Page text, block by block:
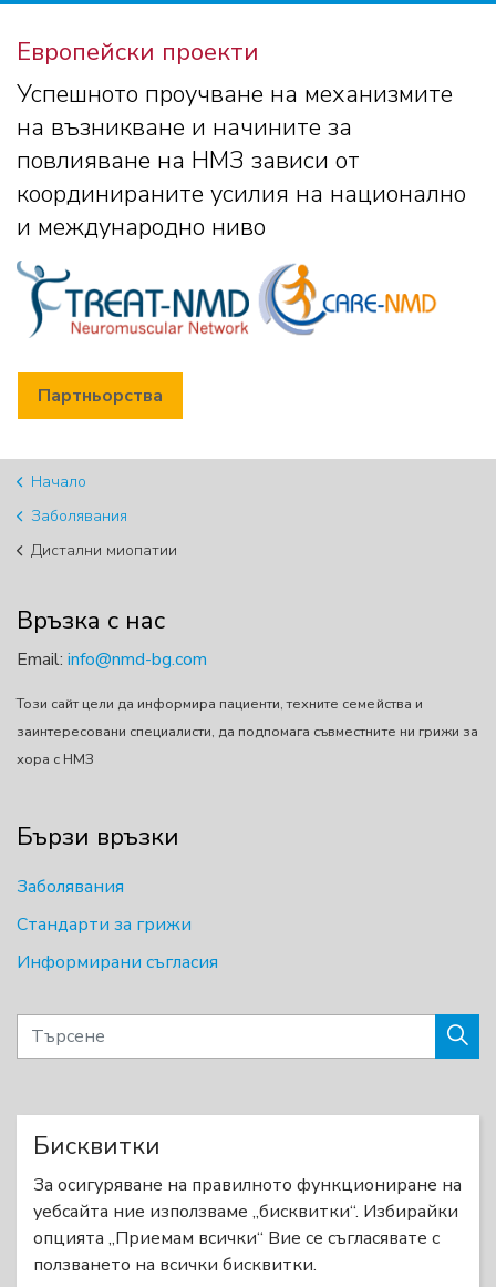
Европейски проекти
Успешното проучване на механизмите
на възникване и начините за
повлияване на НМЗ зависи от
координираните усилия на национално
и международно ниво
Партньорства
Начало
Заболявания
Дистални миопатии
Връзка с нас
Email:info@nmd-bg.com
Този сайт цели да информира пациенти, техните семейства и
заинтересовани специалисти, да подпомага съвместните ни грижи за
хора с НМЗ
Бързи връзки
Заболявания
Стандарти за грижи
Информирани съгласия
© 2026 Невромускулни заболявания
Карта на сайта
Designed by BSH Ltd.
Бисквитки
За осигуряване на правилното функциониране на
уебсайта ние използваме „бисквитки“. Избирайки
опцията „Приемам всички“ Вие се съгласявате с
ползването на всички бисквитки.